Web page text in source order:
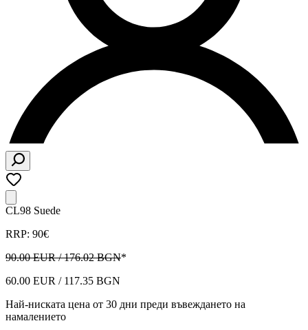
CL98 Suede
RRP: 90€
90.00 EUR / 176.02 BGN*
60.00 EUR / 117.35 BGN
Най-ниската цена от 30 дни преди въвеждането на
намалението